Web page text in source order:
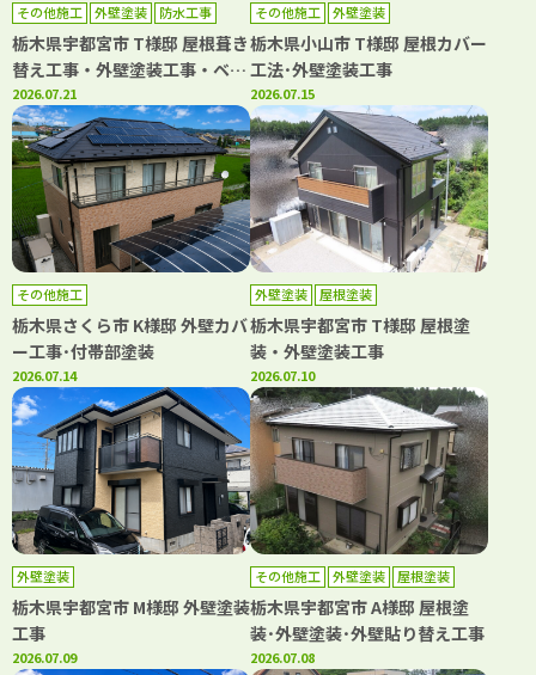
その他施工 外壁塗装 防水工事
栃木県宇都宮市 T様邸 屋根葺き
替え工事・外壁塗装工事・ベラ
ンダシート防水工事
2026.07.21
その他施工 外壁塗装
栃木県小山市 T様邸 屋根カバー
工法･外壁塗装工事
2026.07.15
その他施工
栃木県さくら市 K様邸 外壁カバ
ー工事･付帯部塗装
2026.07.14
外壁塗装 屋根塗装
栃木県宇都宮市 T様邸 屋根塗
装・外壁塗装工事
2026.07.10
外壁塗装
栃木県宇都宮市 M様邸 外壁塗装
工事
2026.07.09
その他施工 外壁塗装 屋根塗装
栃木県宇都宮市 A様邸 屋根塗
装･外壁塗装･外壁貼り替え工事
2026.07.08